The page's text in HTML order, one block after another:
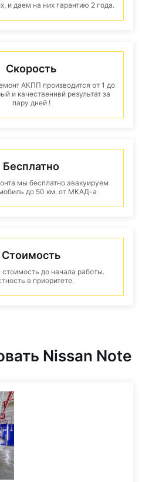
и даем на них гарантию 2 года.
Скорость
АКПП производится от 1 до
и качественнвй результат за
пару дней !
Бесплатно
мы бесплатно эвакуируем
до 50 км. от МКАД-а
Стоимость
до начала работы.
в приоритете.
Nissan Note